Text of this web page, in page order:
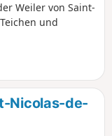
Weiler von Saint-
und
Nicolas-de-